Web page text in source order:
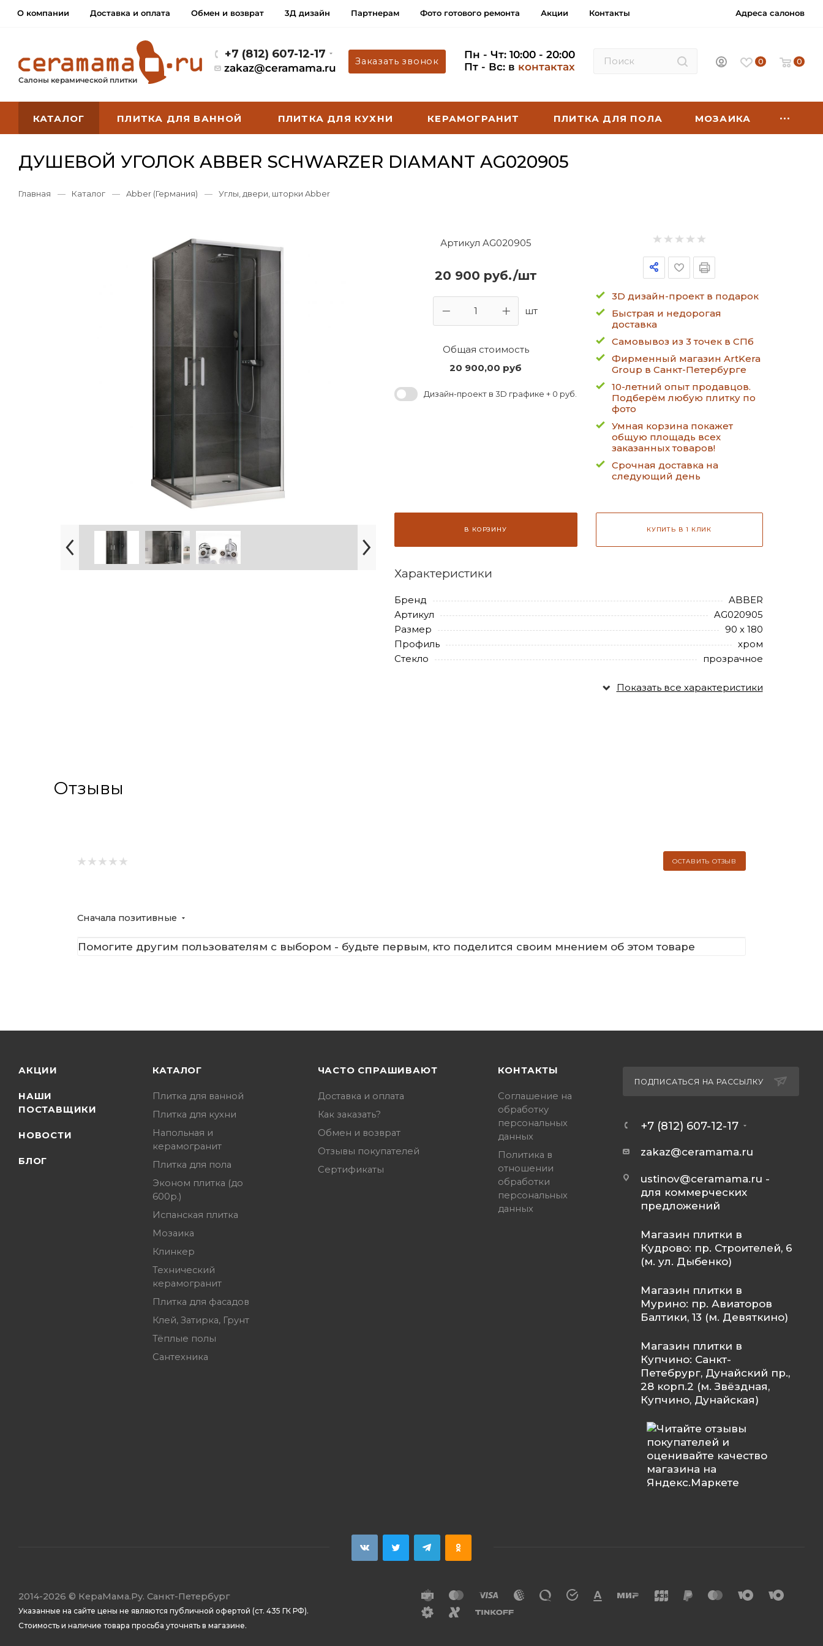
О компании Доставка и оплата Обмен и возврат 3Д дизайн Партнерам Фото готового ремонта Акции Контакты Адреса салонов
Салоны керамической плитки
+7 (812) 607-12-17
zakaz@ceramama.ru
Заказать звонок
Пн - Чт: 10:00 - 20:00
Пт - Вс: в контактах 0 0
КАТАЛОГ ПЛИТКА ДЛЯ ВАННОЙ ПЛИТКА ДЛЯ КУХНИ КЕРАМОГРАНИТ ПЛИТКА ДЛЯ ПОЛА МОЗАИКА
ДУШЕВОЙ УГОЛОК ABBER SCHWARZER DIAMANT AG020905
Главная — Каталог — Abber (Германия) — Углы, двери, шторки Abber
Артикул AG020905
20 900 руб./шт
шт
Общая стоимость
20 900,00 руб
Дизайн-проект в 3D графике + 0 руб.
3D дизайн-проект в подарок
Быстрая и недорогая
доставка
Самовывоз из 3 точек в СПб
Фирменный магазин ArtKera
Group в Санкт-Петербурге
10-летний опыт продавцов.
Подберём любую плитку по
фото
Умная корзина покажет
общую площадь всех
заказанных товаров!
Срочная доставка на
следующий день
В КОРЗИНУ КУПИТЬ В 1 КЛИК
Характеристики
Бренд
ABBER
Артикул
AG020905
Размер
90 х 180
Профиль
хром
Стекло
прозрачное
Показать все характеристики
Отзывы
ОСТАВИТЬ ОТЗЫВ
Сначала позитивные
Помогите другим пользователям с выбором - будьте первым, кто поделится своим мнением об этом товаре
АКЦИИ
НАШИ
ПОСТАВЩИКИ
НОВОСТИ
БЛОГ
КАТАЛОГ
Плитка для ванной
Плитка для кухни
Напольная и
керамогранит
Плитка для пола
Эконом плитка (до
600р.)
Испанская плитка
Мозаика
Клинкер
Технический
керамогранит
Плитка для фасадов
Клей, Затирка, Грунт
Тёплые полы
Сантехника
ЧАСТО СПРАШИВАЮТ
Доставка и оплата
Как заказать?
Обмен и возврат
Отзывы покупателей
Сертификаты
КОНТАКТЫ
Соглашение на
обработку
персональных
данных
Политика в
отношении
обработки
персональных
данных
ПОДПИСАТЬСЯ НА РАССЫЛКУ
+7 (812) 607-12-17
zakaz@ceramama.ru
ustinov@ceramama.ru -
для коммерческих
предложений
Магазин плитки в
Кудрово: пр. Строителей, 6
(м. ул. Дыбенко)
Магазин плитки в
Мурино: пр. Авиаторов
Балтики, 13 (м. Девяткино)
Магазин плитки в
Купчино: Санкт-
Петебрург, Дунайский пр.,
28 корп.2 (м. Звёздная,
Купчино, Дунайская)
2014-2026 © КераМама.Ру. Санкт-Петербург
Указанные на сайте цены не являются публичной офертой (ст. 435 ГК РФ).
Стоимость и наличие товара просьба уточнять в магазине.